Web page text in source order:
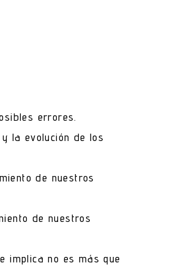
errores.
la evolución de los
de nuestros
de nuestros
implica no es más que